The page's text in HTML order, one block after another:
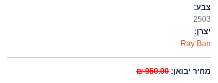
צבע:
2503
יצרן:
Ray Ban
מחיר יבואן:950.00 ₪